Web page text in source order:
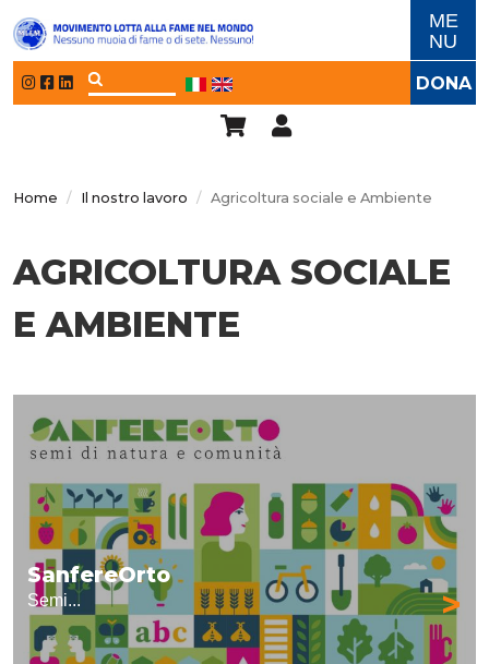
ME
NU
Salta al contenuto principale
DONA
Home Il nostro lavoro Agricoltura sociale e Ambiente
AGRICOLTURA SOCIALE
E AMBIENTE
SanfereOrto
Semi... >